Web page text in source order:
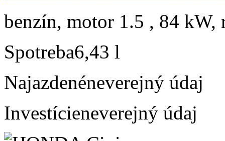
benzín, motor 1.5 , 84 kW,
Spotreba6,43 l
Najazdenéneverejný údaj
Investícieneverejný údaj